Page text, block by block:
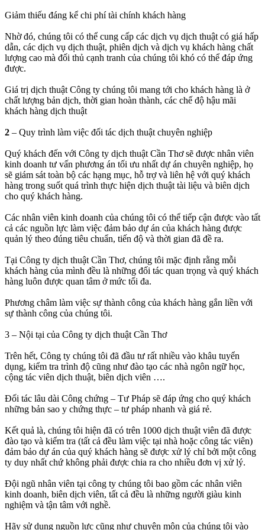
Giảm thiếu đáng kể chi phí tài chính khách hàng
Nhờ đó, chúng tôi có thể cung cấp các dịch vụ dịch thuật có giá hấp
dẫn, các dịch vụ dịch thuật, phiên dịch và dịch vụ khách hàng chất
lượng cao mà đối thủ cạnh tranh của chúng tôi khó có thể đáp ứng
được.
Giá trị dịch thuật Công ty chúng tôi mang tới cho khách hàng là ở
chất lượng bản dịch, thời gian hoàn thành, các chế độ hậu mãi
khách hàng dịch thuật
2 – Quy trình làm việc đối tác dịch thuật chuyên nghiệp
Quý khách đến với Công ty dịch thuật Cần Thơ sẽ được nhân viên
kinh doanh tư vấn phương án tối ưu nhất dự án chuyên nghiệp, họ
sẽ giám sát toàn bộ các hạng mục, hỗ trợ và liên hệ với quý khách
hàng trong suốt quá trình thực hiện dịch thuật tài liệu và biên dịch
cho quý khách hàng.
Các nhân viên kinh doanh của chúng tôi có thể tiếp cận được vào tất
cả các nguồn lực làm việc đảm bảo dự án của khách hàng được
quản lý theo đúng tiêu chuẩn, tiến độ và thời gian đã đề ra.
Tại Công ty dịch thuật Cần Thơ, chúng tôi mặc định rằng mỗi
khách hàng của mình đều là những đối tác quan trọng và quý khách
hàng luôn được quan tâm ở mức tối đa.
Phương châm làm việc sự thành công của khách hàng gắn liền với
sự thành công của chúng tôi.
3 – Nội tại của Công ty dịch thuật Cần Thơ
Trên hết, Công ty chúng tôi đã đầu tư rất nhiều vào khâu tuyển
dụng, kiểm tra trình độ cũng như đào tạo các nhà ngôn ngữ học,
cộng tác viên dịch thuật, biên dịch viên ….
Đối tác lâu dài Công chứng – Tư Pháp sẽ đáp ứng cho quý khách
những bản sao y chứng thực – tư pháp nhanh và giá rẻ.
Kết quả là, chúng tôi hiện đã có trên 1000 dịch thuật viên đã được
đào tạo và kiểm tra (tất cả đều làm việc tại nhà hoặc công tác viên)
đảm bảo dự án của quý khách hàng sẽ được xử lý chỉ bởi một công
ty duy nhất chứ không phải được chia ra cho nhiều đơn vị xử lý.
Đội ngũ nhân viên tại công ty chúng tôi bao gồm các nhân viên
kinh doanh, biên dịch viên, tất cả đều là những người giàu kinh
nghiệm và tận tâm với nghề.
Hãy sử dụng nguồn lực cũng như chuyên môn của chúng tôi vào